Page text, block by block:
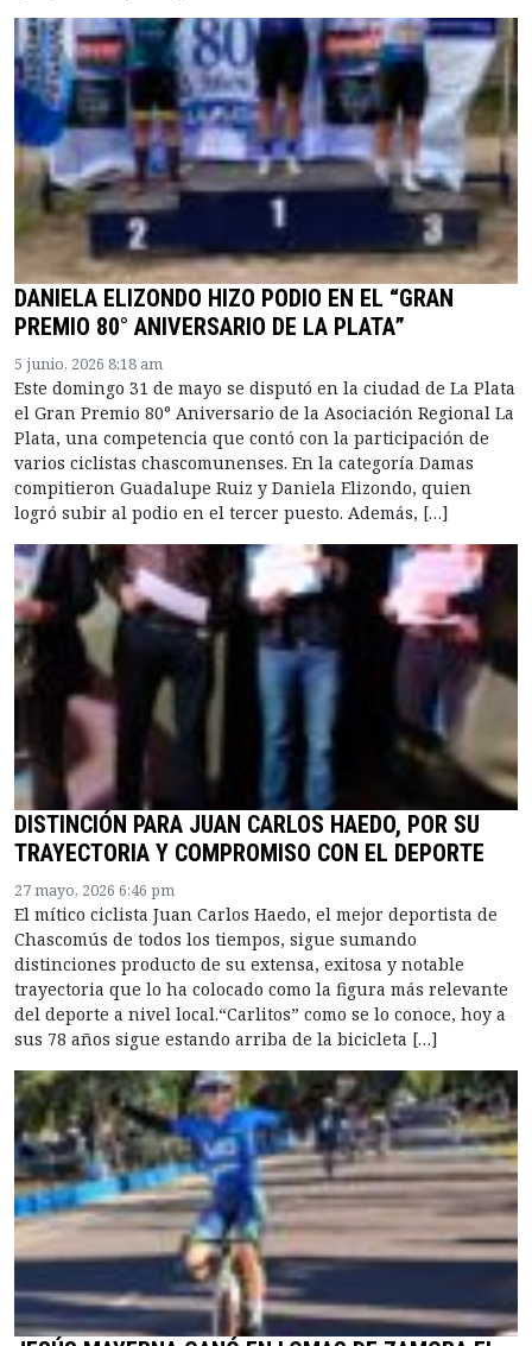
DANIELA ELIZONDO HIZO PODIO EN EL “GRAN
PREMIO 80° ANIVERSARIO DE LA PLATA”
5 junio, 2026 8:18 am
Este domingo 31 de mayo se disputó en la ciudad de La Plata
el Gran Premio 80° Aniversario de la Asociación Regional La
Plata, una competencia que contó con la participación de
varios ciclistas chascomunenses. En la categoría Damas
compitieron Guadalupe Ruiz y Daniela Elizondo, quien
logró subir al podio en el tercer puesto. Además, […]
DISTINCIÓN PARA JUAN CARLOS HAEDO, POR SU
TRAYECTORIA Y COMPROMISO CON EL DEPORTE
27 mayo, 2026 6:46 pm
El mítico ciclista Juan Carlos Haedo, el mejor deportista de
Chascomús de todos los tiempos, sigue sumando
distinciones producto de su extensa, exitosa y notable
trayectoria que lo ha colocado como la figura más relevante
del deporte a nivel local.“Carlitos” como se lo conoce, hoy a
sus 78 años sigue estando arriba de la bicicleta […]